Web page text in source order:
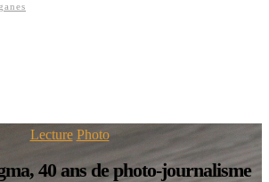
Lecture Photo
40 ans de photo-journalisme